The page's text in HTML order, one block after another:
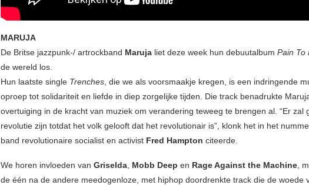
MARUJA
De Britse jazzpunk-/ artrockband Maruja liet deze week hun debuutalbum Pain To
de wereld los.
Hun laatste single Trenches , die we als voorsmaakje kregen, is een indringende
oproep tot solidariteit en liefde in diep zorgelijke tijden. Die track benadrukte
overtuiging in de kracht van muziek om verandering teweeg te brengen al. “Er zal
revolutie zijn totdat het volk gelooft dat het revolutionair is”, klonk het in het
band revolutionaire socialist en activist Fred Hampton citeerde.
We horen invloeden van Griselda Mobb Deep en Rage Against the Machine ,
de één na de andere meedogenloze, met hiphop doordrenkte track die de woede